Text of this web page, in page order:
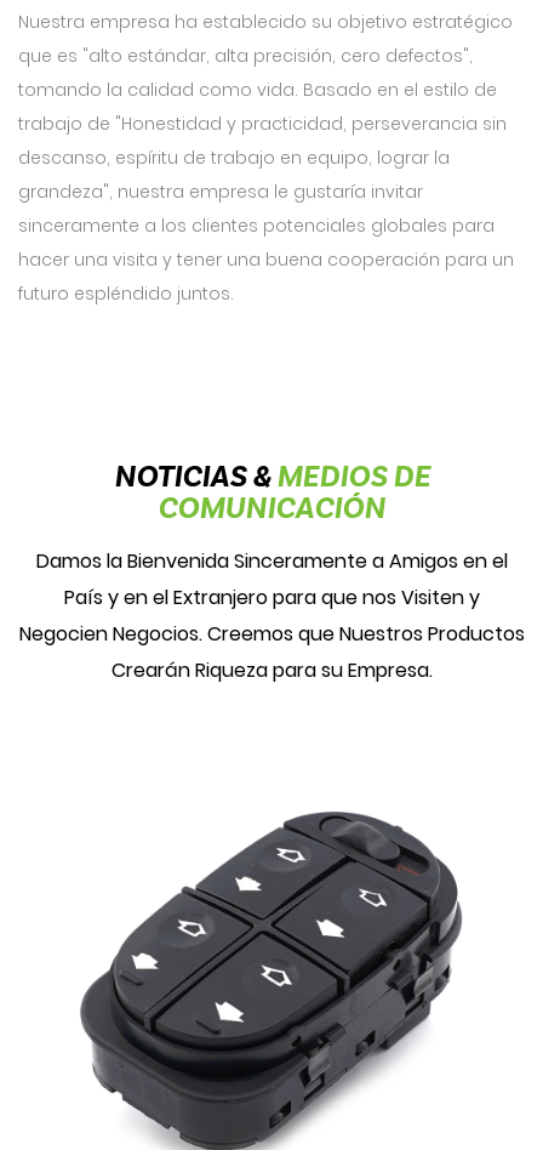
Nuestra empresa ha establecido su objetivo estratégico
que es "alto estándar, alta precisión, cero defectos",
tomando la calidad como vida. Basado en el estilo de
trabajo de "Honestidad y practicidad, perseverancia sin
descanso, espíritu de trabajo en equipo, lograr la
grandeza", nuestra empresa le gustaría invitar
sinceramente a los clientes potenciales globales para
hacer una visita y tener una buena cooperación para un
futuro espléndido juntos.
NOTICIAS &MEDIOS DE
COMUNICACIÓN
Damos la Bienvenida Sinceramente a Amigos en el
País y en el Extranjero para que nos Visiten y
Negocien Negocios. Creemos que Nuestros Productos
Crearán Riqueza para su Empresa.